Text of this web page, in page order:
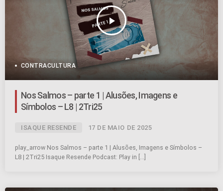
play_arrow
CONTRACULTURA
Nos Salmos – parte 1 | Alusões, Imagens e
Símbolos – L8 | 2Tri25
ISAQUE RESENDE 17 DE MAIO DE 2025
play_arrow Nos Salmos – parte 1 | Alusões, Imagens e Símbolos –
L8 | 2Tri25 Isaque Resende Podcast: Play in […]